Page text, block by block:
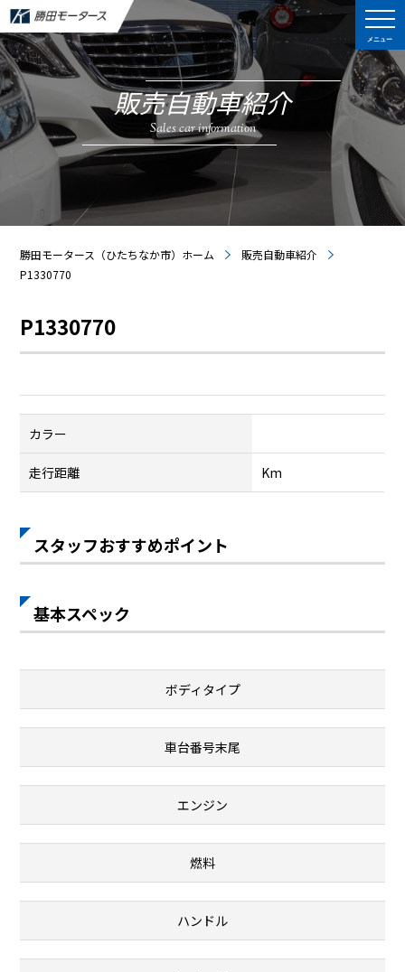
メニュー
販売自動車紹介
Sales car information
勝田モータース（ひたちなか市）ホーム
販売自動車紹介
P1330770
P1330770
カラー
走行距離 Km
スタッフおすすめポイント
基本スペック
ボディタイプ
車台番号末尾
エンジン
燃料
ハンドル